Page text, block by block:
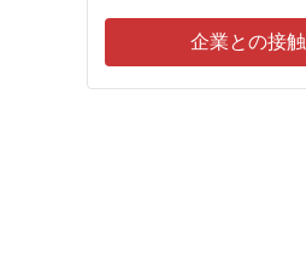
企業との接触